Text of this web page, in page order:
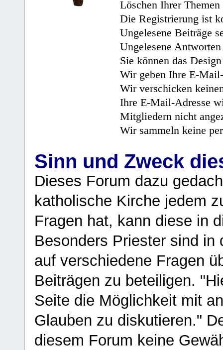
Löschen Ihrer
Die Registrierung ist
Ungelesene Beiträge
Ungelesene
Sie können das
Wir geben Ihre E-
Wir verschicken
Ihre E-Mail-Adresse
Mitgliedern nicht
Wir sammeln keine
Sinn und Zweck
Dieses Forum dazu
katholische Kirche jedem
Fragen hat, kann diese in
Besonders Priester sind in
auf verschiedene Fragen
Beiträgen zu beteiligen.
Seite die Möglichkeit mit
Glauben zu diskutieren."
diesem Forum keine